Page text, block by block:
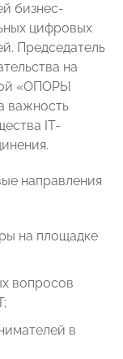
бизнес-
цифровых
Председатель
на
«ОПОРЫ
важность
IT-
направления
на площадке
вопросов
в